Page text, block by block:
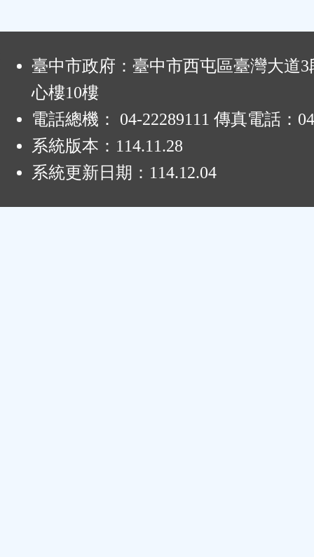
臺中市政府：臺中市西屯區臺灣大道3
心樓10樓
電話總機： 04-22289111 傳真電話：
系統版本： 114.11.28
系統更新日期： 114.12.04